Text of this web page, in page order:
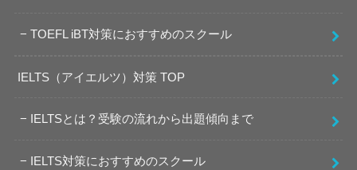
TOEFL iBT対策におすすめのスクール
IELTS（アイエルツ）対策 TOP
IELTSとは？受験の流れから出題傾向まで
IELTS対策におすすめのスクール